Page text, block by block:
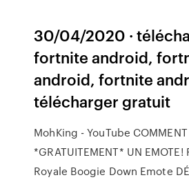
30/04/2020 ·
fortnite android,
android, fortnite
télécharger gratuit
MohKing - YouTube COMMENT
*GRATUITEMENT* UN
Royale Boogie Down Emote